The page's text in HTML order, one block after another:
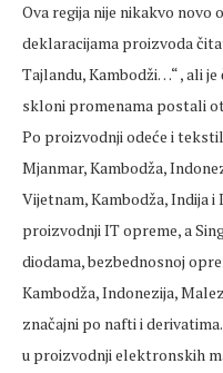
Ova regija nije nikakvo novo
deklaracijama proizvoda
Tajlandu, Kambodži…“ , ali je
skloni promenama postali
Po proizvodnji odeće i
Mjanmar, Kambodža,
Vijetnam, Kambodža, Indija
proizvodnji IT opreme, a
diodama, bezbednosnoj
Kambodža, Indonezija,
značajni po nafti i
u proizvodnji elektronskih